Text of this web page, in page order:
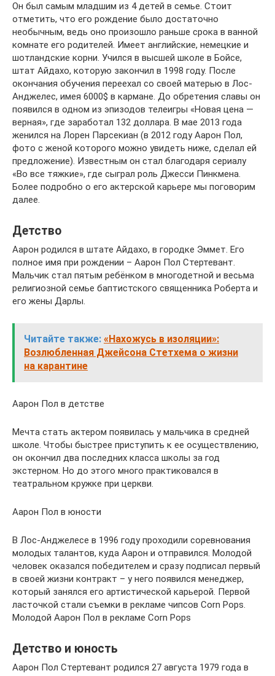
Он был самым младшим из 4 детей в семье. Стоит
отметить, что его рождение было достаточно
необычным, ведь оно произошло раньше срока в ванной
комнате его родителей. Имеет английские, немецкие и
шотландские корни. Учился в высшей школе в Бойсе,
штат Айдахо, которую закончил в 1998 году. После
окончания обучения переехал со своей матерью в Лос-
Анджелес, имея 6000$ в кармане. До обретения славы он
появился в одном из эпизодов телеигры «Новая цена —
верная», где заработал 132 доллара. В мае 2013 года
женился на Лорен Парсекиан (в 2012 году Аарон Пол,
фото с женой которого можно увидеть ниже, сделал ей
предложение). Известным он стал благодаря сериалу
«Во все тяжкие», где сыграл роль Джесси Пинкмена.
Более подробно о его актерской карьере мы поговорим
далее.
Детство
Аарон родился в штате Айдахо, в городке Эммет. Его
полное имя при рождении – Аарон Пол Стертевант.
Мальчик стал пятым ребёнком в многодетной и весьма
религиозной семье баптистского священника Роберта и
его жены Дарлы.
Читайте также: «Нахожусь в изоляции»:
Возлюбленная Джейсона Стетхема о жизни
на карантине
Аарон Пол в детстве
Мечта стать актером появилась у мальчика в средней
школе. Чтобы быстрее приступить к ее осуществлению,
он окончил два последних класса школы за год
экстерном. Но до этого много практиковался в
театральном кружке при церкви.
Аарон Пол в юности
В Лос-Анджелесе в 1996 году проходили соревнования
молодых талантов, куда Аарон и отправился. Молодой
человек оказался победителем и сразу подписал первый
в своей жизни контракт – у него появился менеджер,
который занялся его артистической карьерой. Первой
ласточкой стали съемки в рекламе чипсов Corn Pops.
Молодой Аарон Пол в рекламе Corn Pops
Детство и юность
Аарон Пол Стертевант родился 27 августа 1979 года в